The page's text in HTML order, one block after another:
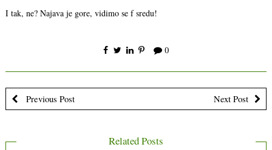
I tak, ne? Najava je gore, vidimo se f sredu!
0
Previous Post Next Post
Related Posts